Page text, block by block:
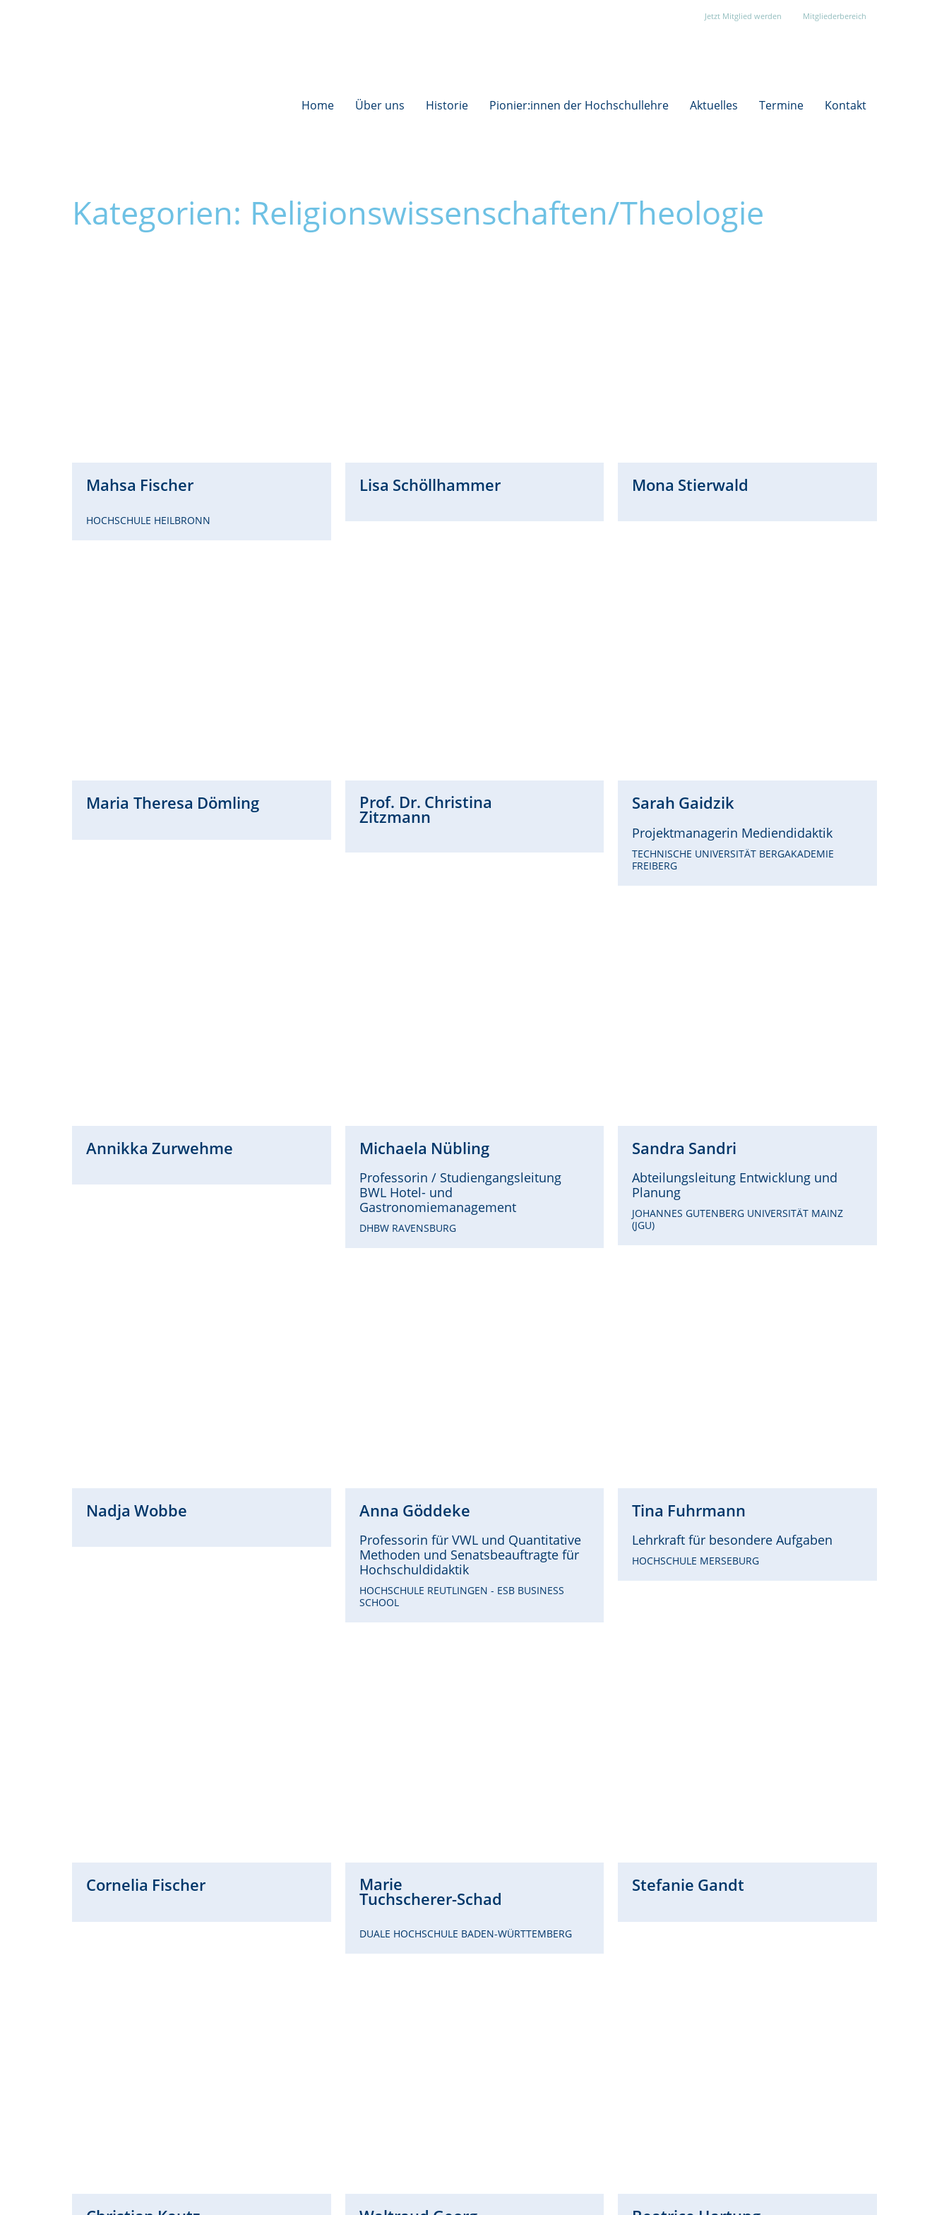
Jetzt Mitglied werden Mitgliederbereich
Home Über uns Historie Pionier:innen der Hochschullehre Aktuelles Termine Kontakt
Kategorien: Religionswissenschaften/Theologie
Mahsa Fischer
HOCHSCHULE HEILBRONN
Lisa Schöllhammer Mona Stierwald
Maria Theresa Dömling Prof. Dr. Christina
Zitzmann
Sarah Gaidzik
Projektmanagerin Mediendidaktik
TECHNISCHE UNIVERSITÄT BERGAKADEMIE
FREIBERG
Annikka Zurwehme Michaela Nübling
Professorin / Studiengangsleitung
BWL Hotel- und
Gastronomiemanagement
DHBW RAVENSBURG
Sandra Sandri
Abteilungsleitung Entwicklung und
Planung
JOHANNES GUTENBERG UNIVERSITÄT MAINZ
(JGU)
Nadja Wobbe Anna Göddeke
Professorin für VWL und Quantitative
Methoden und Senatsbeauftragte für
Hochschuldidaktik
HOCHSCHULE REUTLINGEN - ESB BUSINESS
SCHOOL
Tina Fuhrmann
Lehrkraft für besondere Aufgaben
HOCHSCHULE MERSEBURG
Cornelia Fischer Marie
Tuchscherer-Schad
DUALE HOCHSCHULE BADEN-WÜRTTEMBERG
Stefanie Gandt